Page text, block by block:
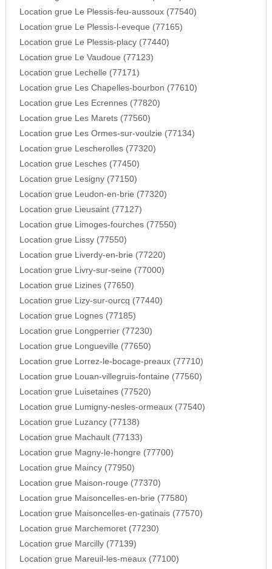
Location grue Le Plessis-feu-aussoux (77540)
Location grue Le Plessis-l-eveque (77165)
Location grue Le Plessis-placy (77440)
Location grue Le Vaudoue (77123)
Location grue Lechelle (77171)
Location grue Les Chapelles-bourbon (77610)
Location grue Les Ecrennes (77820)
Location grue Les Marets (77560)
Location grue Les Ormes-sur-voulzie (77134)
Location grue Lescherolles (77320)
Location grue Lesches (77450)
Location grue Lesigny (77150)
Location grue Leudon-en-brie (77320)
Location grue Lieusaint (77127)
Location grue Limoges-fourches (77550)
Location grue Lissy (77550)
Location grue Liverdy-en-brie (77220)
Location grue Livry-sur-seine (77000)
Location grue Lizines (77650)
Location grue Lizy-sur-ourcq (77440)
Location grue Lognes (77185)
Location grue Longperrier (77230)
Location grue Longueville (77650)
Location grue Lorrez-le-bocage-preaux (77710)
Location grue Louan-villegruis-fontaine (77560)
Location grue Luisetaines (77520)
Location grue Lumigny-nesles-ormeaux (77540)
Location grue Luzancy (77138)
Location grue Machault (77133)
Location grue Magny-le-hongre (77700)
Location grue Maincy (77950)
Location grue Maison-rouge (77370)
Location grue Maisoncelles-en-brie (77580)
Location grue Maisoncelles-en-gatinais (77570)
Location grue Marchemoret (77230)
Location grue Marcilly (77139)
Location grue Mareuil-les-meaux (77100)